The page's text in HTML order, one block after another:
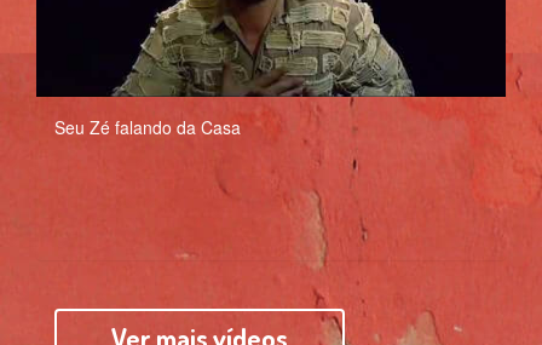
Seu Zé falando da Casa
Ver mais vídeos